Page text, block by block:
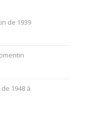
de 1939
1948 à